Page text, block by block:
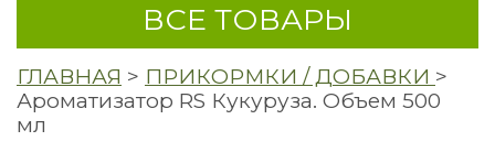
ВСЕ ТОВАРЫ
ГЛАВНАЯ > ПРИКОРМКИ / ДОБАВКИ >
Ароматизатор RS Кукуруза. Объем 500
мл